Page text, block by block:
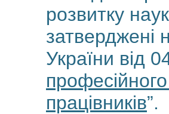
розвитку
затверджені
України від
працівників”.